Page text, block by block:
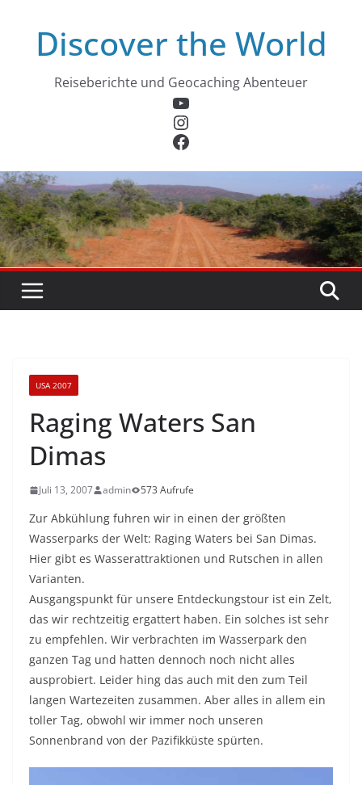
springenDiscover the World
Reiseberichte und Geocaching Abenteuer
YouTube
Instagram
Facebook
USA 2007
Raging Waters San
Dimas
Juli 13, 2007 admin 573 Aufrufe
Zur Abkühlung fuhren wir in einen der größten
Wasserparks der Welt: Raging Waters bei San Dimas.
Hier gibt es Wasserattraktionen und Rutschen in allen
Varianten.
Ausgangspunkt für unsere Entdeckungstour ist ein Zelt,
das wir rechtzeitig ergattert haben. Ein solches ist sehr
zu empfehlen. Wir verbrachten im Wasserpark den
ganzen Tag und hatten dennoch noch nicht alles
ausprobiert. Leider hing das auch mit den zum Teil
langen Wartezeiten zusammen. Aber alles in allem ein
toller Tag, obwohl wir immer noch unseren
Sonnenbrand von der Pazifikküste spürten.